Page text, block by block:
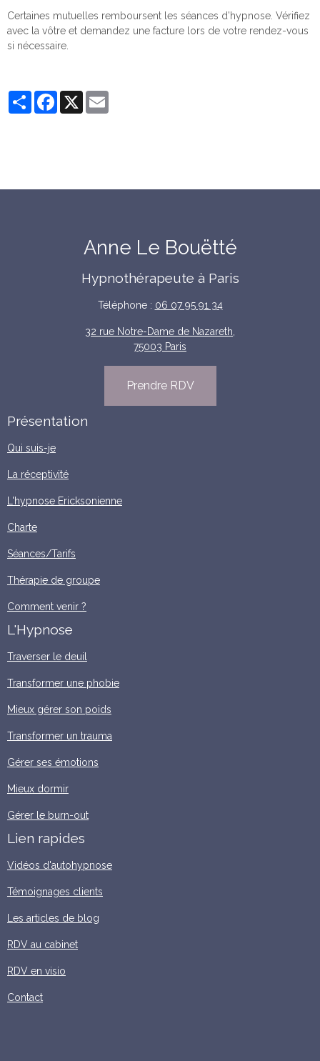
Certaines mutuelles remboursent les séances d’hypnose. Vérifiez
avec la vôtre et demandez une facture lors de votre rendez-vous
si nécessaire.
PartagerFacebook
X
Anne Le Bouëtté
Hypnothérapeute à Paris
Téléphone : 06 07 95 91 34
32 rue Notre-Dame de Nazareth,
75003 Paris
Prendre RDV
Présentation
Qui suis-je
La réceptivité
L'hypnose Ericksonienne
Charte
Séances/Tarifs
Thérapie de groupe
Comment venir ?
L'Hypnose
Traverser le deuil
Transformer une phobie
Mieux gérer son poids
Transformer un trauma
Gérer ses émotions
Mieux dormir
Gérer le burn-out
Lien rapides
Vidéos d'autohypnose
Témoignages clients
Les articles de blog
RDV au cabinet
RDV en visio
Contact